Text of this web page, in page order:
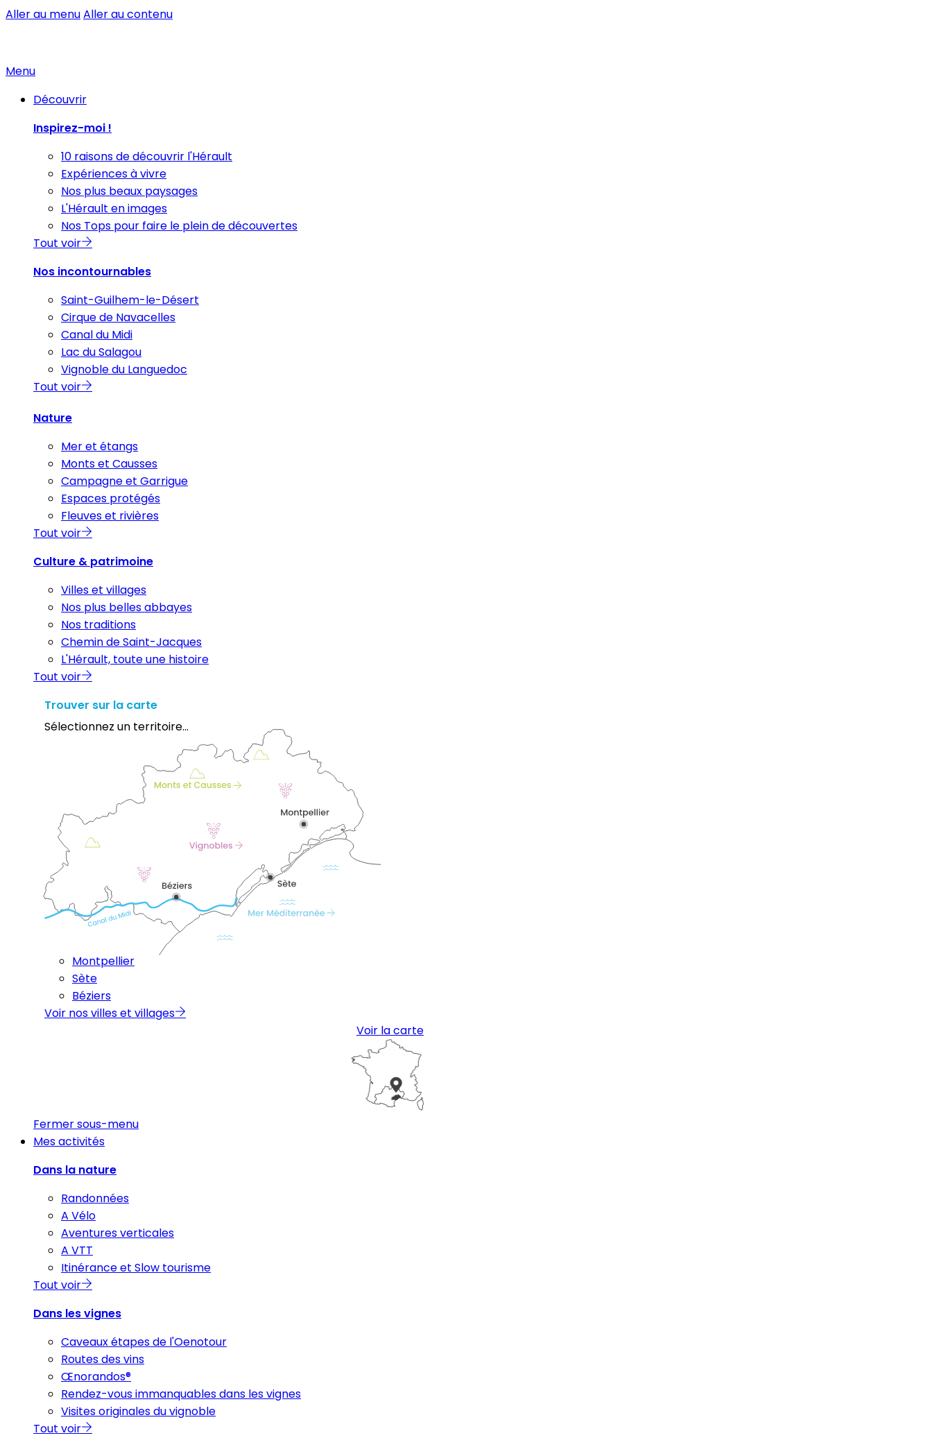
Aller au menuAller au contenu
Menu
Découvrir
Inspirez-moi !
10 raisons de découvrir l'Hérault
Expériences à vivre
Nos plus beaux paysages
L'Hérault en images
Nos Tops pour faire le plein de découvertes
Tout voir
Nos incontournables
Saint-Guilhem-le-Désert
Cirque de Navacelles
Canal du Midi
Lac du Salagou
Vignoble du Languedoc
Tout voir
Nature
Mer et étangs
Monts et Causses
Campagne et Garrigue
Espaces protégés
Fleuves et rivières
Tout voir
Culture & patrimoine
Villes et villages
Nos plus belles abbayes
Nos traditions
Chemin de Saint-Jacques
L'Hérault, toute une histoire
Tout voir
Trouver sur la carte
Sélectionnez un territoire...
Montpellier
Sète
Béziers
Voir nos villes et villages
Voir la carte
Fermer sous-menu
Mes activités
Dans la nature
Randonnées
A Vélo
Aventures verticales
A VTT
Itinérance et Slow tourisme
Tout voir
Dans les vignes
Caveaux étapes de l'Oenotour
Routes des vins
Œnorandos®
Rendez-vous immanquables dans les vignes
Visites originales du vignoble
Tout voir